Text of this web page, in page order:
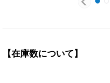
【在庫数について】